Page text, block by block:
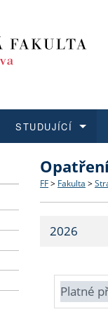
Struktura
Strategie
Fakultní
Co
Učitelské
STUDUJÍCÍ
O vědě a
Aktuální
FF > Fakulta >
2026
Platné